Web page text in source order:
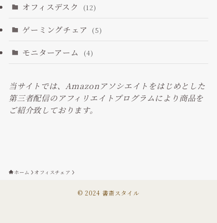
オフィスデスク (12)
ゲーミングチェア (5)
モニターアーム (4)
当サイトでは、Amazonアソシエイトをはじめとした
第三者配信のアフィリエイトプログラムにより商品を
ご紹介致しております。
ホーム オフィスチェア
© 2024 書斎スタイル